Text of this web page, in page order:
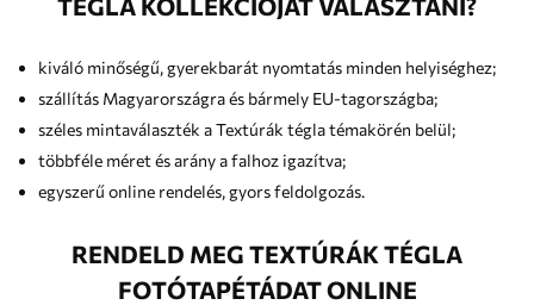
kiváló minőségű, gyerekbarát nyomtatás minden helyiséghez;
szállítás Magyarországra és bármely EU-tagországba;
széles mintaválaszték a Textúrák tégla témakörén belül;
többféle méret és arány a falhoz igazítva;
egyszerű online rendelés, gyors feldolgozás.
RENDELD MEG TEXTÚRÁK TÉGLA
FOTÓTAPÉTÁDAT ONLINE